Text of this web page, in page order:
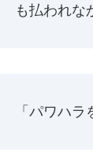
も払われな
「パワハ